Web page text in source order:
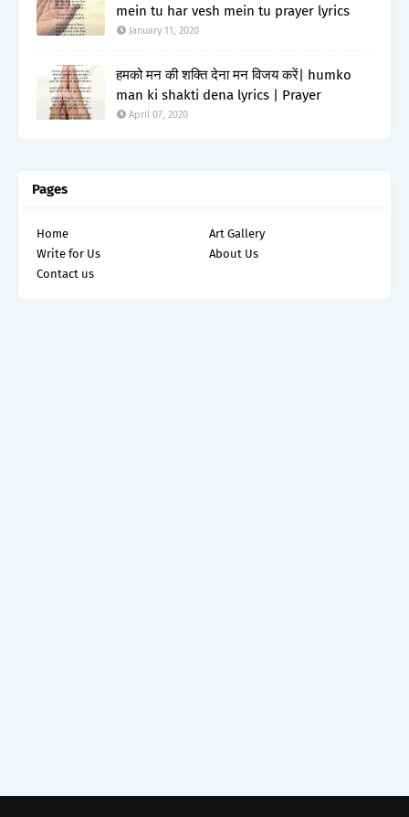
mein tu har vesh mein tu prayer lyrics
January 11, 2020
हमको मन की शक्ति देना मन विजय करें| humko
man ki shakti dena lyrics | Prayer
April 07, 2020
Pages
Home
Art Gallery
Write for Us
About Us
Contact us